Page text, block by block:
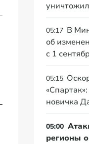
05:17 В
об
с 1
05:15
новичка
05:00
регионы